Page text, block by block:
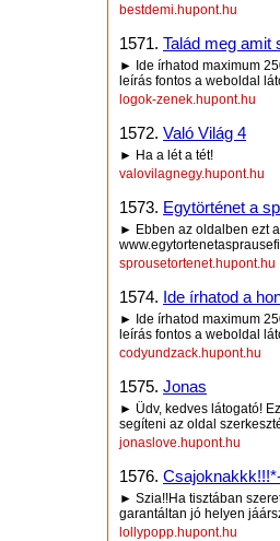
bestdemi.hupont.hu
1571. Talád meg amit
► Ide írhatod maximum
leírás fontos a weboldal
logok-zenek.hupont.hu
1572. Való Világ 4
► Ha a lét a tét!
valovilagnegy.hupont.hu
1573. Egytörténet a
► Ebben az oldalben ezt
sprousetortenet.hupont.hu
1574. Ide írhatod a
► Ide írhatod maximum
leírás fontos a weboldal
codyundzack.hupont.hu
1575. Jonas
► Üdv, kedves látogató!
segíteni az oldal
jonaslove.hupont.hu
1576.
► Szia!!Ha tisztában
garantáltan jó helyen
lollypopp.hupont.hu